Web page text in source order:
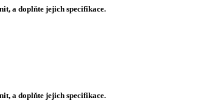
a doplňte jejich specifikace.
a doplňte jejich specifikace.